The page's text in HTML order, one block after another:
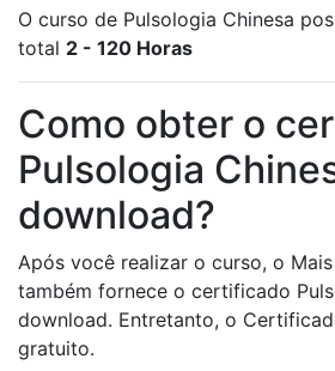
O curso de Pulsologia Chinesa
total 2 - 120 Horas
Como obter o
Pulsologia
download?
Após você realizar o curso, o
também fornece o certificado
download. Entretanto, o
gratuito.